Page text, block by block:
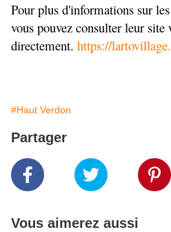
Pour plus d'informations sur
vous pouvez consulter leur site
directement. https://
#Haut Verdon
Partager
Vous aimerez aussi